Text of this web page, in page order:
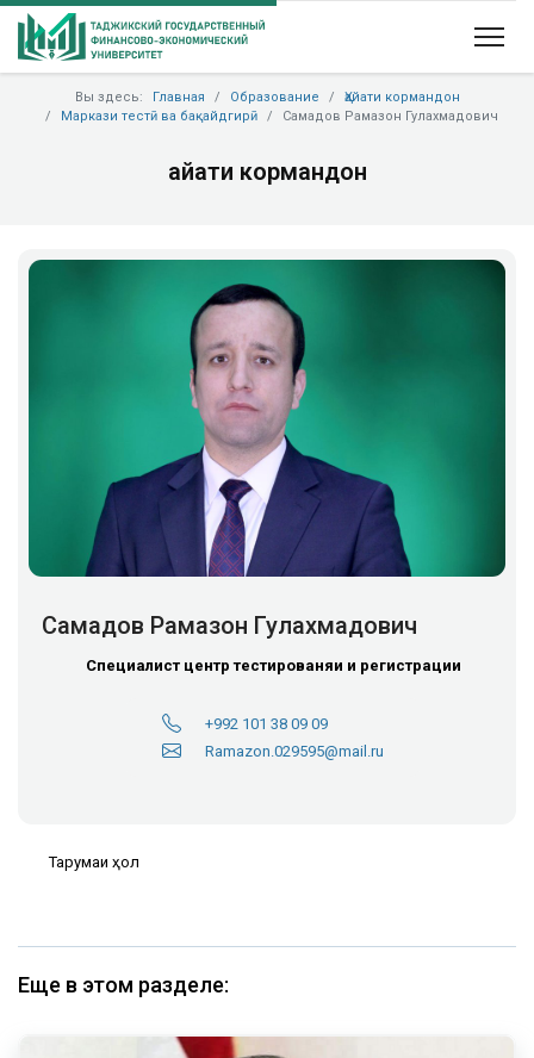
Вы здесь: Главная Образование
Ҳайати кормандон
Маркази тестӣ ва бақайдгирӣ
Самадов Рамазон Гулахмадович
Ҳайати кормандон
Самадов Рамазон Гулахмадович
Специалист центр тестированяи и регистрации
+992 101 38 09 09
Ramazon.029595@mail.ru
Тарҷумаи ҳол
Еще в этом разделе: